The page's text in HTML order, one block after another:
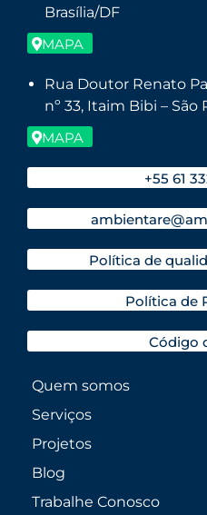
Brasília/DF
MAPA
Rua Doutor Renato
nº 33, Itaim Bibi – São
MAPA
+55 61
Política de
Política de
Código
Quem somos
Serviços
Projetos
Blog
Trabalhe Conosco